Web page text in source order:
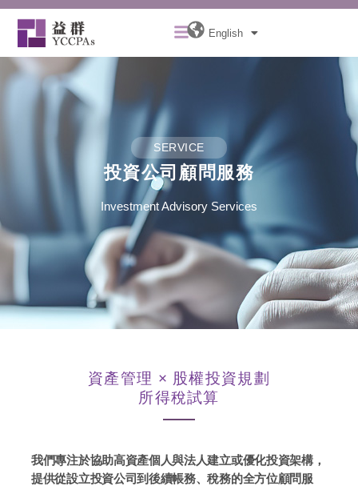
Skip
content
MenuEnglish
SERVICE
投資公司顧問服務
Investment Advisory Services
資產管理 × 股權投資規劃
所得稅試算
我們專注於協助高資產個人與法人建立或優化投資架構，
提供從設立投資公司到後續帳務、稅務的全方位顧問服